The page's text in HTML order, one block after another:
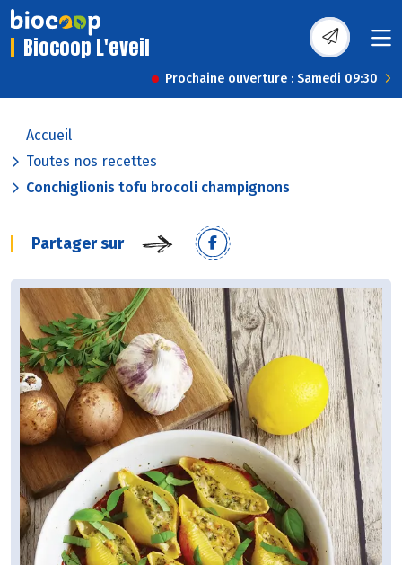
Biocoop L'eveil
Prochaine ouverture : Samedi 09:30
Accueil
Toutes nos recettes
Conchiglionis tofu brocoli champignons
Partager sur